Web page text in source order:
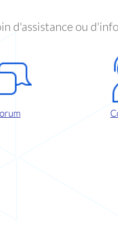
d'assistance ou